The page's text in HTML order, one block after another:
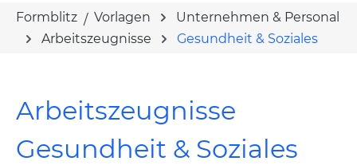
Formblitz Vorlagen
Unternehmen & Personal
Arbeitszeugnisse
Gesundheit & Soziales
Arbeitszeugnisse
Gesundheit & Soziales